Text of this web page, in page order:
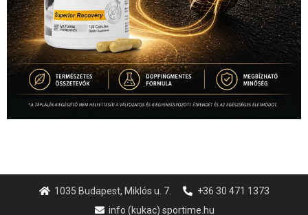
1035 Budapest, Miklós u. 7.
+36 30 471 1373
info (kukac) sportime.hu